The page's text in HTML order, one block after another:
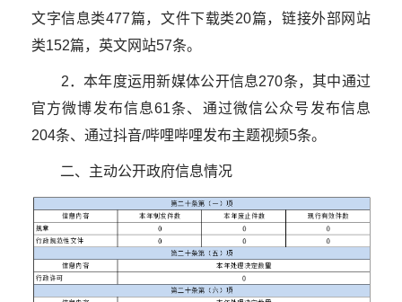
文字信息类477篇，文件下载类20篇，链接外部网站
类152篇，英文网站57条。
2．本年度运用新媒体公开信息270条，其中通过
官方微博发布信息61条、通过微信公众号发布信息
204条、通过抖音/哔哩哔哩发布主题视频5条。
二、主动公开政府信息情况